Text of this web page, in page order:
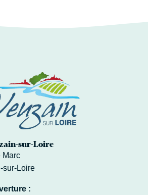
sur-Loire
Marc
sur-Loire
: